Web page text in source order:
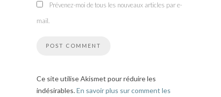
Prévenez-moi de tous les nouveaux articles par e-
mail.
Ce site utilise Akismet pour réduire les
indésirables.En savoir plus sur comment les